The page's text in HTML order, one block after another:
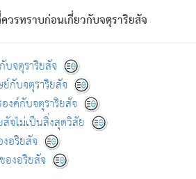
รทราบก่อนเกี่ยวกับจตุราริยสัจ
จตุราริยสัจ
กับจตุราริยสัจ
งค์กับจตุราริยสัจ
จไม่เป็นสิ่งสุดวิสัย
อริยสัจ
องอริยสัจ
พราะภพ เรากล่าวว่า สมณะหรือพราห
มีได้เพราะวิภพ[2]
: เรากล่าวว่า สมณะหรื
ไม่มี.
นาแล้ว; และว่า สัตว์ผู้ยินดีในภพอันเป็น
ระการทั้งปวง; ภพทั้งหลายทั้งหมดนั้น ไม่เที่
ยู่; เขาย่อมละภวตัณหาได้ และไม่เพลิดเพ